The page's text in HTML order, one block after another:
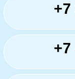
+7
+7